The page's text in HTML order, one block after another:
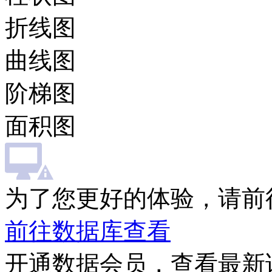
折线图
曲线图
阶梯图
面积图
为了您更好的体验，请
前往数据库查看
开通数据会员，查看最